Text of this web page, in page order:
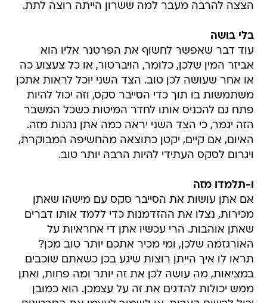
הצצה להרבה מעבר למה ששרון הייתה רוצה לתת.
בלי בושה
עוד דבר שאפשר לחשוף את הפרטנר אליו הוא
אביזר המין שלכן, כלומר, הויברטור, או כל צעצוע כה
או אחר שעושה לכן טוב. הצד השני יוכל לראות אתכן
משתמשות בו תוך כדי הסייבר סקס, וזה יכול להיות
פתח גם להכניס אותו לחדר המיטות כשכל המשבר
הזה יגמר, כי הצד השני יראה כמה אתן נהנות מזה.
האיום, אם קיים, יקטן כתוצאה מהחשיפה המבוקרת,
ויגרום לסקס העתידי להיות הרבה יותר טוב.
ו-תלמדו מזה
אם אתן עושות את הסייבר סקס עם מישהו שאתן
מכירות, נצלו את ההזדמנות כדי ללמד אותו דברים
שאתן אוהבות. הרי עכשיו אתן די אחראיות על
האורגזמה שלכן, ומי מכיר אתכם יותר טוב מכן?
תראו לו איך הייתן רוצות שיגע בכן כשאתם שוכבים
במציאות, מה עושה לכן את זה יותר ומה פחות, ואתן
ממש יכולות להדגים את זה על עצמכן. הוא כמובן